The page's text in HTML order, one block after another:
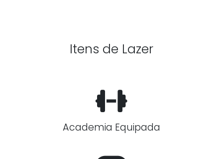
Itens de Lazer
Academia Equipada